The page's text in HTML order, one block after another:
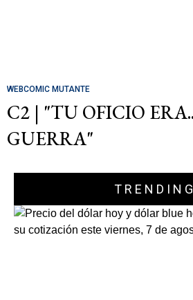
WEBCOMIC MUTANTE
C2 | "TU OFICIO
GUERRA"
TRENDING